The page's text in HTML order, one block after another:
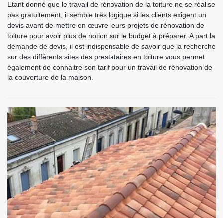
Etant donné que le travail de rénovation de la toiture ne se réalise
pas gratuitement, il semble très logique si les clients exigent un
devis avant de mettre en œuvre leurs projets de rénovation de
toiture pour avoir plus de notion sur le budget à préparer. A part la
demande de devis, il est indispensable de savoir que la recherche
sur des différents sites des prestataires en toiture vous permet
également de connaitre son tarif pour un travail de rénovation de
la couverture de la maison.